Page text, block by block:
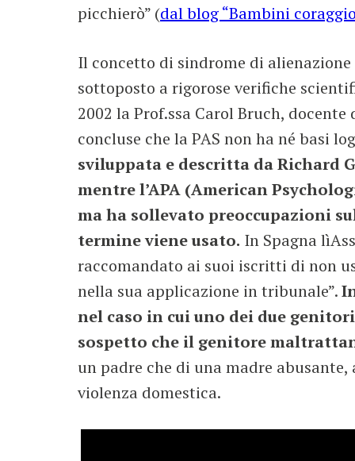
picchierò” (dal blog “Bambini
Il concetto di sindrome di
sottoposto a rigorose verifiche
2002 la Prof.ssa Carol Bruch,
concluse che la PAS non ha né basi
sviluppata e descritta da Richard
mentre l’APA (American
ma ha sollevato preoccupazioni
termine viene usato. In Spagna
raccomandato ai suoi iscritti di non
nella sua applicazione in tribunale”.
nel caso in cui uno dei due
sospetto che il genitore
un padre che di una madre
violenza domestica.